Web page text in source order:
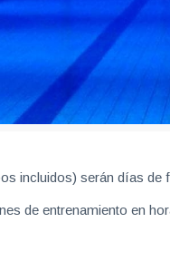
incluidos) serán días
de entrenamiento en